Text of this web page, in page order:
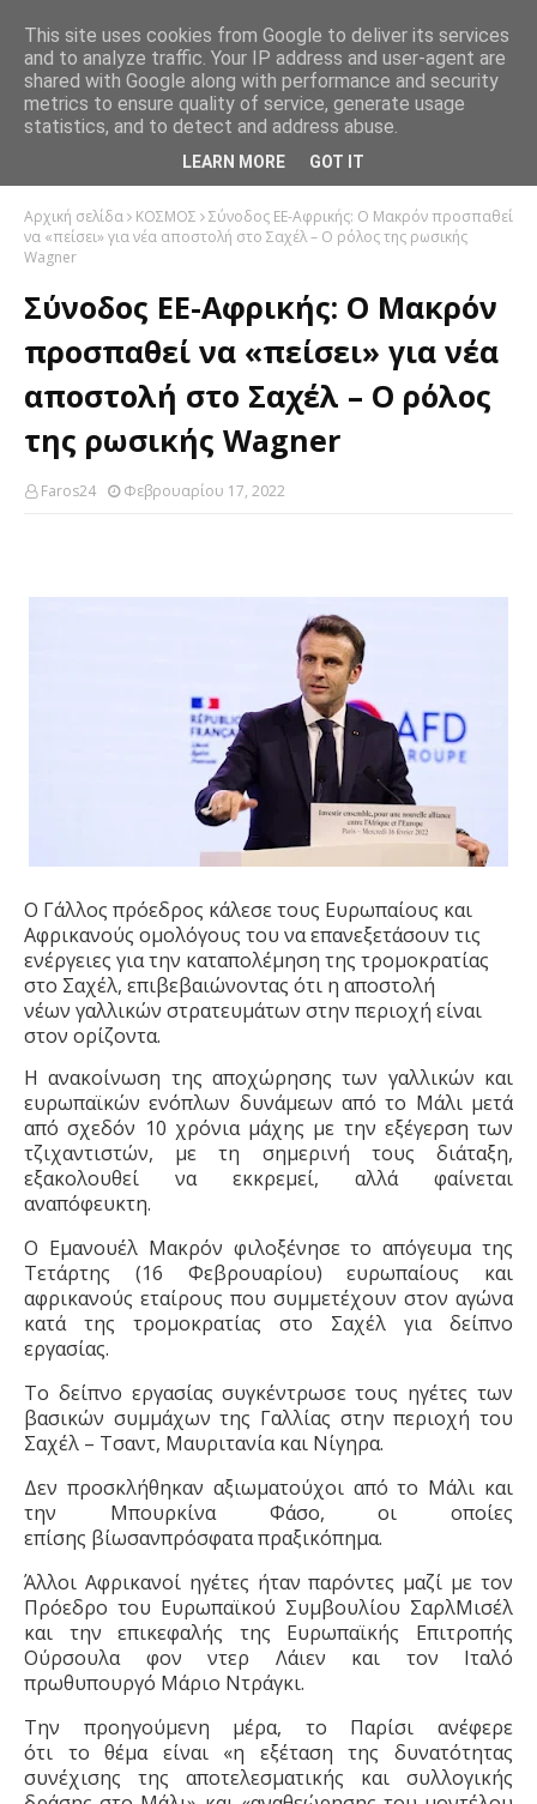
Αρχική σελίδα ΚΟΣΜΟΣ
Σύνοδος ΕΕ-Αφρικής: Ο Μακρόν προσπαθεί
να «πείσει» για νέα αποστολή στο Σαχέλ – Ο ρόλος της ρωσικής
Wagner
Σύνοδος ΕΕ-Αφρικής: Ο Μακρόν
προσπαθεί να «πείσει» για νέα
αποστολή στο Σαχέλ – Ο ρόλος
της ρωσικής Wagner
Faros24 Φεβρουαρίου 17, 2022
Ο Γάλλος πρόεδρος κάλεσε τους Ευρωπαίους και
Αφρικανούς ομολόγους του να επανεξετάσουν τις
ενέργειες για την καταπολέμηση της τρομοκρατίας
στο Σαχέλ, επιβεβαιώνοντας ότι η αποστολή
νέων γαλλικών στρατευμάτων στην περιοχή είναι
στον ορίζοντα.
Η ανακοίνωση της αποχώρησης των γαλλικών και
ευρωπαϊκών ενόπλων δυνάμεων από το Μάλι μετά
από σχεδόν 10 χρόνια μάχης με την εξέγερση των
τζιχαντιστών, με τη σημερινή τους διάταξη,
εξακολουθεί να εκκρεμεί, αλλά φαίνεται
αναπόφευκτη.
Ο Εμανουέλ Μακρόν φιλοξένησε το απόγευμα της
Τετάρτης (16 Φεβρουαρίου) ευρωπαίους και
αφρικανούς εταίρους που συμμετέχουν στον αγώνα
κατά της τρομοκρατίας στο Σαχέλ για δείπνο
εργασίας.
Το δείπνο εργασίας συγκέντρωσε τους ηγέτες των
βασικών συμμάχων της Γαλλίας στην περιοχή του
Σαχέλ – Τσαντ, Μαυριτανία και Νίγηρα.
Δεν προσκλήθηκαν αξιωματούχοι από το Μάλι και
την Μπουρκίνα Φάσο, οι οποίες
επίσης βίωσανπρόσφατα πραξικόπημα.
Άλλοι Αφρικανοί ηγέτες ήταν παρόντες μαζί με τον
Πρόεδρο του Ευρωπαϊκού Συμβουλίου ΣαρλΜισέλ
και την επικεφαλής της Ευρωπαϊκής Επιτροπής
Ούρσουλα φον ντερ Λάιεν και τον Ιταλό
πρωθυπουργό Μάριο Ντράγκι.
Την προηγούμενη μέρα, το Παρίσι ανέφερε
ότι τοθέμα είναι«η εξέταση της δυνατότητας
συνέχισης της αποτελεσματικής και συλλογικής
This site uses cookies from Google to deliver its services
and to analyze traffic. Your IP address and user-agent are
shared with Google along with performance and security
metrics to ensure quality of service, generate usage
statistics, and to detect and address abuse.
LEARN MORE GOT IT